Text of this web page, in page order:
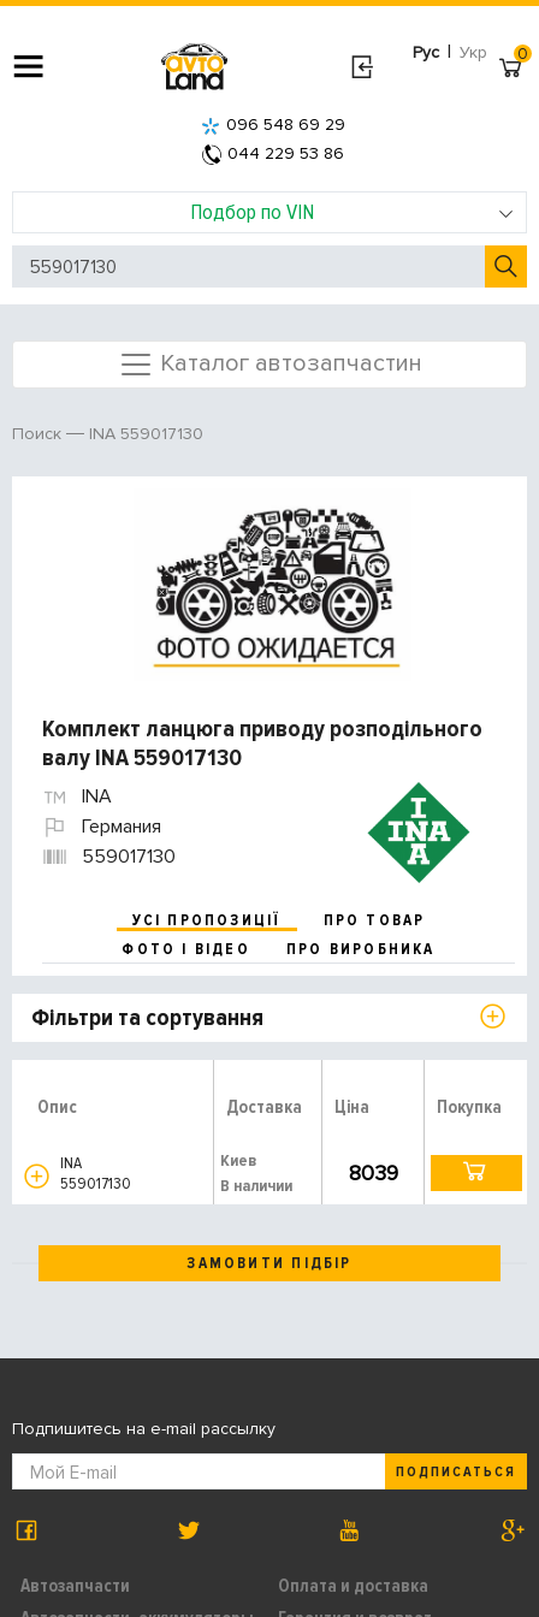
Рус | Укр
Подбор по VIN
096 548 69 29
044 229 53 86
0
Каталог автозапчастин
Поиск INA 559017130
Комплект ланцюга приводу розподільного
валу INA 559017130
INA
Германия
559017130
УСІ ПРОПОЗИЦІЇ
ПРО ТОВАР
ФОТО І ВІДЕО
ПРО ВИРОБНИКА
Фільтри та сортування
Опис Доставка Ціна Покупка
INA
559017130
Киев
В наличии
8039
ЗАМОВИТИ ПІДБІР
Автозапчасти
Оплата и доставка
Подпишитесь на e-mail рассылку
ПОДПИСАТЬСЯ